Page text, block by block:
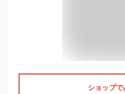
ショップで